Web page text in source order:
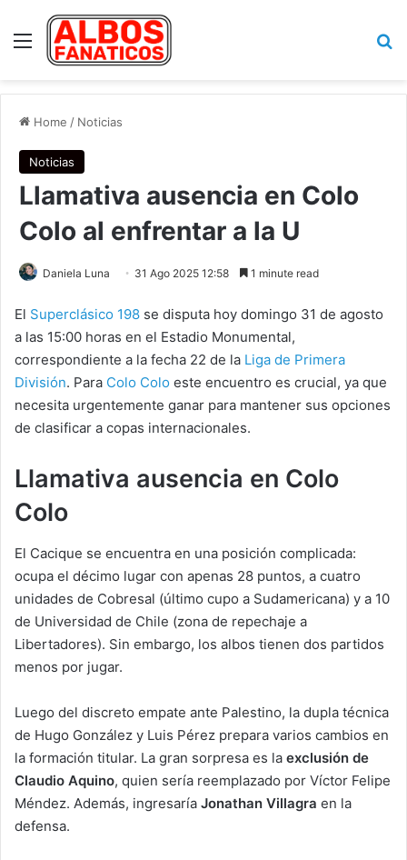
Menu
Home / Noticias
Noticias
Llamativa ausencia en Colo
Colo al enfrentar a la U
Daniela Luna 31 Ago 2025 12:58 1 minute read
El Superclásico 198 se disputa hoy domingo 31 de agosto
a las 15:00 horas en el Estadio Monumental,
correspondiente a la fecha 22 de la Liga de Primera
División. Para Colo Colo este encuentro es crucial, ya que
necesita urgentemente ganar para mantener sus opciones
de clasificar a copas internacionales.
Llamativa ausencia en Colo
Colo
El Cacique se encuentra en una posición complicada:
ocupa el décimo lugar con apenas 28 puntos, a cuatro
unidades de Cobresal (último cupo a Sudamericana) y a 10
de Universidad de Chile (zona de repechaje a
Libertadores). Sin embargo, los albos tienen dos partidos
menos por jugar.
Luego del discreto empate ante Palestino, la dupla técnica
de Hugo González y Luis Pérez prepara varios cambios en
la formación titular. La gran sorpresa es la exclusión de
Claudio Aquino, quien sería reemplazado por Víctor Felipe
Méndez. Además, ingresaría Jonathan Villagra en la
defensa.